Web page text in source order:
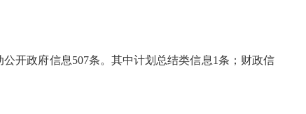
开政府信息507条。其中计划总结类信息1条；财政信